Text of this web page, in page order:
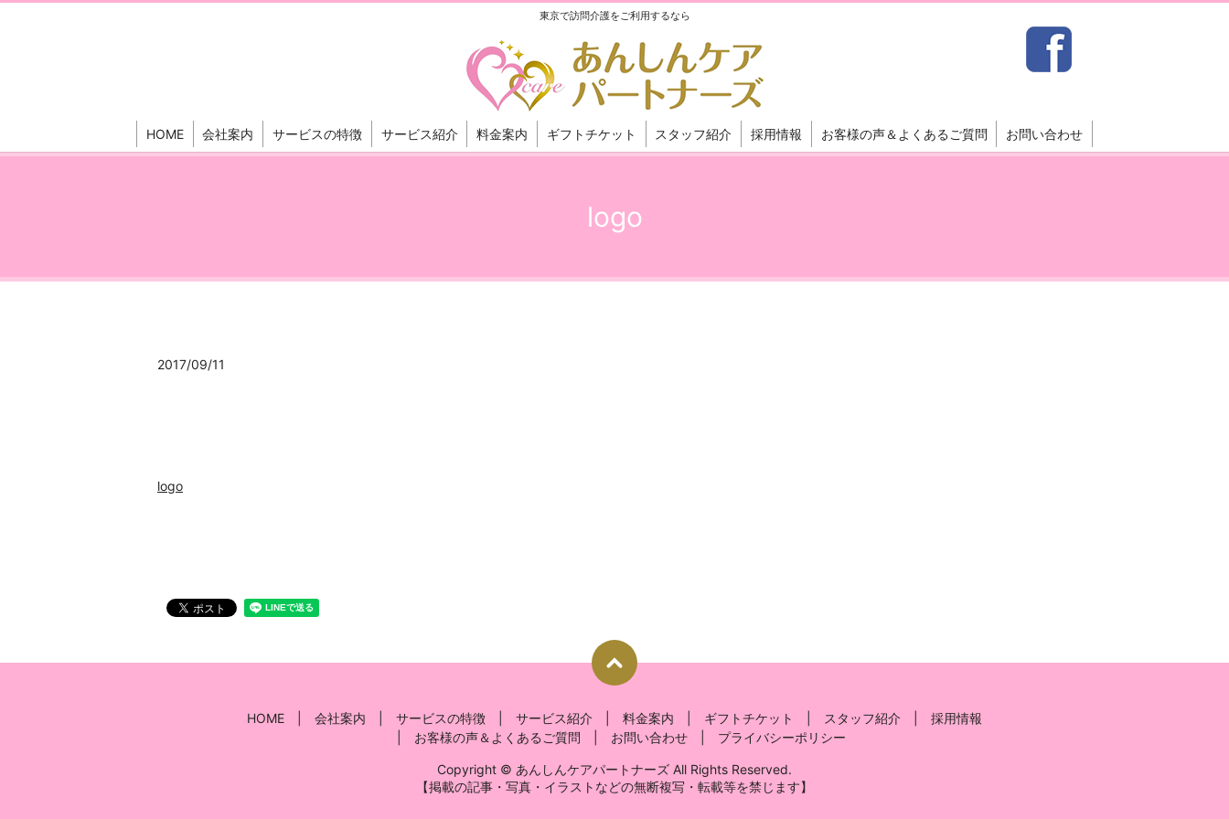
東京で訪問介護をご利用するなら
HOME 会社案内 サービスの特徴 サービス紹介 料金案内 ギフトチケット スタッフ紹介 採用情報 お客様の声＆よくあるご質問 お問い合わせ
logo
2017/09/11
logo
HOME 会社案内 サービスの特徴 サービス紹介 料金案内 ギフトチケット スタッフ紹介
採用情報
お客様の声＆よくあるご質問
お問い合わせ プライバシーポリシー
Copyright © あんしんケアパートナーズ All Rights Reserved.
【掲載の記事・写真・イラストなどの無断複写・転載等を禁じます】